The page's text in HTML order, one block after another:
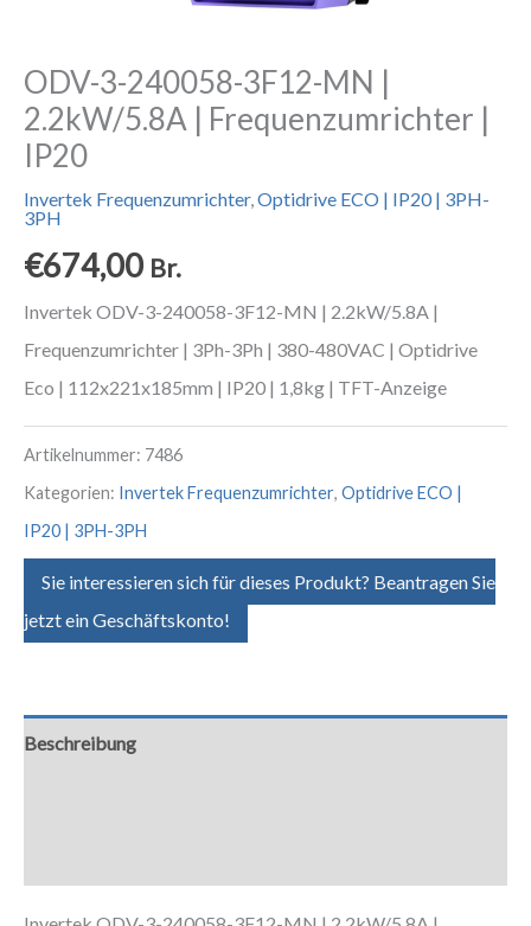
ODV-3-240058-3F12-MN |
2.2kW/5.8A | Frequenzumrichter |
IP20
Invertek Frequenzumrichter,Optidrive ECO | IP20 | 3PH-
3PH
€674,00 Br.
Invertek ODV-3-240058-3F12-MN | 2.2kW/5.8A |
Frequenzumrichter | 3Ph-3Ph | 380-480VAC | Optidrive
Eco | 112x221x185mm | IP20 | 1,8kg | TFT-Anzeige
Artikelnummer: 7486
Kategorien: Invertek Frequenzumrichter, Optidrive ECO |
IP20 | 3PH-3PH
Sie interessieren sich für dieses Produkt? Beantragen Sie
jetzt ein Geschäftskonto!
Beschreibung